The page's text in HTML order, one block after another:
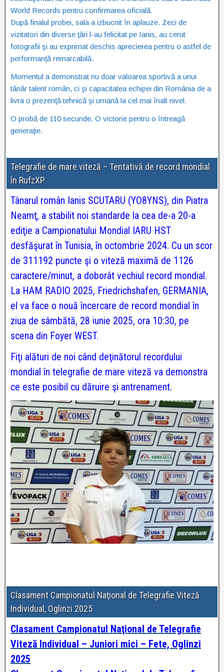
World Records pentru confirmarea oficială.
După finalul probei, sala a izbucnit în aplauze. Zeci de
vizitatori din diverse ţări l-au felicitat pe Ianis, au cerut
fotografii şi au exprimat deschis aprecierea pentru o astfel de
performanţă remarcabilă.
Momentul a demonstrat nu doar valoarea sportivă a unui
tânăr talent român, ci şi capacitatea echipei din România de a
livra o prezenţă tehnică şi umană la cel mai înalt nivel.
O probă de 110 secunde. O victorie pentru o întreagă
generaţie.
Telegrafie de mare viteză – Tentativă de record mondial
în RufzXP
Tânarul român Ianis SCUTARU (YO8YNS), din Piatra
Neamţ, a stabilit noi standarde la cea de-a 20-a
ediţie a Campionatului Mondial IARU HST
desfăşurat în Tunisia, în octombrie 2024. Cu un scor
de 311192 puncte şi o viteză maximă de 1126
caractere/minut, a doborât vechiul record mondial.
La HAM RADIO 2025, Friedrichshafen, GERMANIA,
el va face o nouă încercare de record mondial în
ziua de sâmbătă, 28 iunie 2025, ora 10:30, pe
scena din Foyer WEST.
Fiţi alături de noi când deţinătorul recordului
mondial în telegrafie de mare viteză va demonstra
ce este posibil cu dăruire şi antrenament.
Clasament Campionatul Naţional de Telegrafie Viteză
Individual, Oglinzi 2025
Clasament Campionatul Naţional de Telegrafie
Viteză Individual – Juniori mici – Fete, Oglinzi
2025